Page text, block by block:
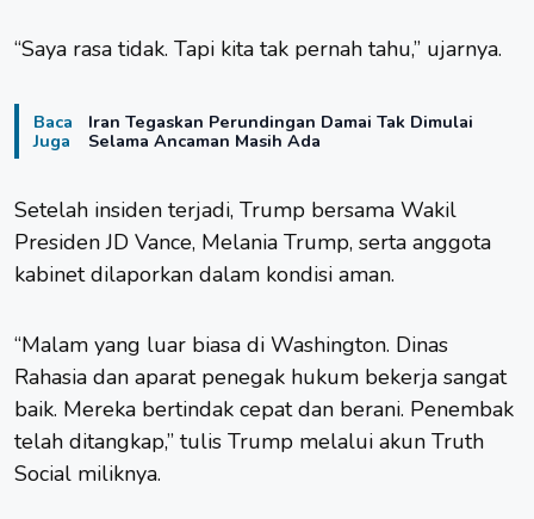
“Saya rasa tidak. Tapi kita tak pernah tahu,” ujarnya.
Baca
Juga
Iran Tegaskan Perundingan Damai Tak Dimulai
Selama Ancaman Masih Ada
Setelah insiden terjadi, Trump bersama Wakil
Presiden JD Vance, Melania Trump, serta anggota
kabinet dilaporkan dalam kondisi aman.
“Malam yang luar biasa di Washington. Dinas
Rahasia dan aparat penegak hukum bekerja sangat
baik. Mereka bertindak cepat dan berani. Penembak
telah ditangkap,” tulis Trump melalui akun Truth
Social miliknya.